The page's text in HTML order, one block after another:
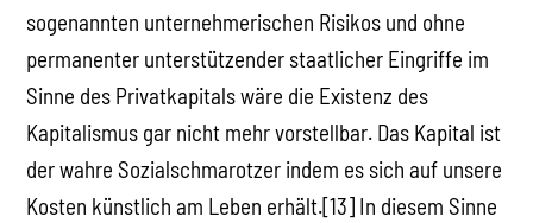
sogenannten unternehmerischen Risikos und ohne
permanenter unterstützender staatlicher Eingriffe im
Sinne des Privatkapitals wäre die Existenz des
Kapitalismus gar nicht mehr vorstellbar. Das Kapital ist
der wahre Sozialschmarotzer indem es sich auf unsere
Kosten künstlich am Leben erhält.[13] In diesem Sinne